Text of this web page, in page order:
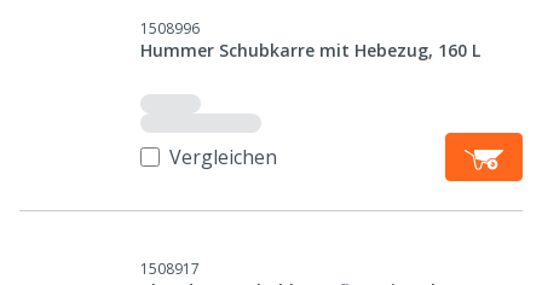
1508996
Hummer Schubkarre mit Hebezug, 160 L
Vergleichen
1508917